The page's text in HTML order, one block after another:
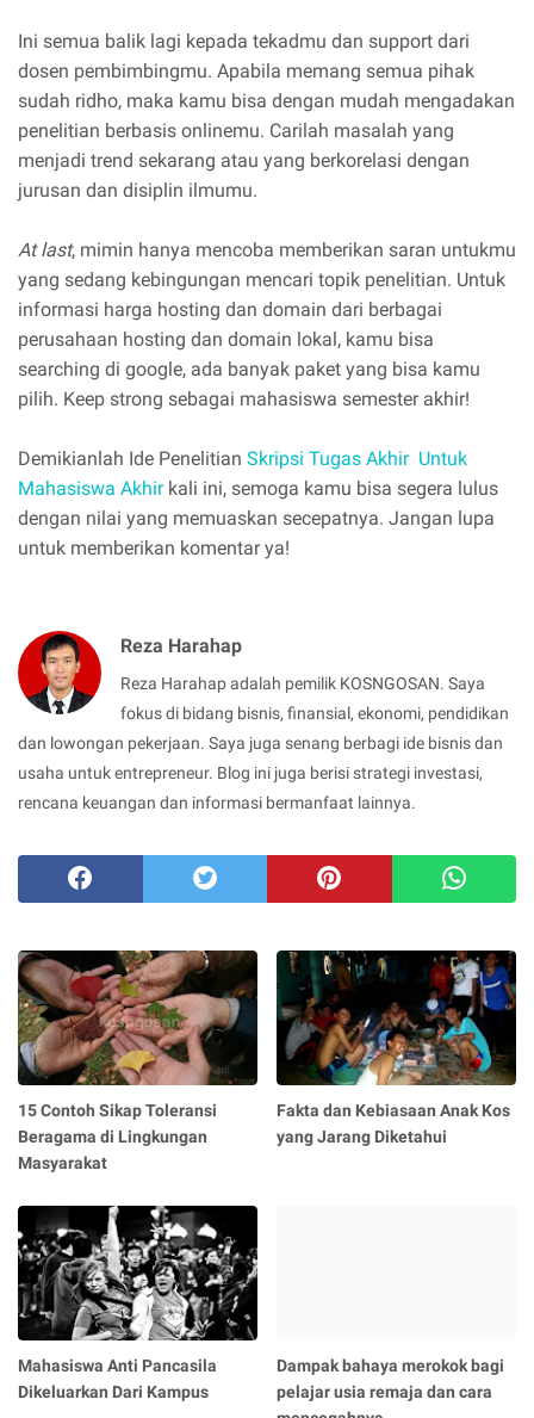
Ini semua balik lagi kepada tekadmu dan support dari
dosen pembimbingmu. Apabila memang semua pihak
sudah ridho, maka kamu bisa dengan mudah mengadakan
penelitian berbasis onlinemu. Carilah masalah yang
menjadi trend sekarang atau yang berkorelasi dengan
jurusan dan disiplin ilmumu.
At last, mimin hanya mencoba memberikan saran untukmu
yang sedang kebingungan mencari topik penelitian. Untuk
informasi harga hosting dan domain dari berbagai
perusahaan hosting dan domain lokal, kamu bisa
searching di google, ada banyak paket yang bisa kamu
pilih. Keep strong sebagai mahasiswa semester akhir!
Demikianlah Ide Penelitian Skripsi Tugas Akhir Untuk
Mahasiswa Akhirkali ini, semoga kamu bisa segera lulus
dengan nilai yang memuaskan secepatnya. Jangan lupa
untuk memberikan komentar ya!
Reza Harahap
Reza Harahap adalah pemilik KOSNGOSAN. Saya
fokus di bidang bisnis, finansial, ekonomi, pendidikan
dan lowongan pekerjaan. Saya juga senang berbagi ide bisnis dan
usaha untuk entrepreneur. Blog ini juga berisi strategi investasi,
rencana keuangan dan informasi bermanfaat lainnya.
15 Contoh Sikap Toleransi
Beragama di Lingkungan
Masyarakat
Fakta dan Kebiasaan Anak Kos
yang Jarang Diketahui
Mahasiswa Anti Pancasila
Dikeluarkan Dari Kampus
Dampak bahaya merokok bagi
pelajar usia remaja dan cara